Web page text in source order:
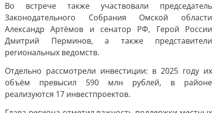
Во встрече также участвовали председатель
Законодательного Собрания Омской области
Александр Артёмов и сенатор РФ, Герой России
Дмитрий Перминов, а также представители
региональных ведомств.
Отдельно рассмотрели инвестиции: в 2025 году их
объём превысил 590 млн рублей, в районе
реализуются 17 инвестпроектов.